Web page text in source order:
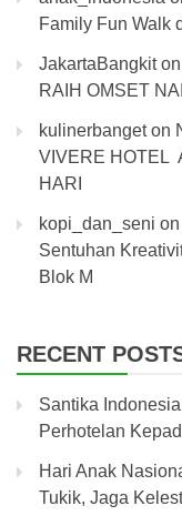
Family Fun Walk
JakartaBangkiton
RAIH OMSET
kulinerbangeton
VIVERE HOTEL
HARI
kopi_dan_seni on
Sentuhan
Blok M
RECENT
Santika
Perhotelan
Hari Anak
Tukik, Jaga